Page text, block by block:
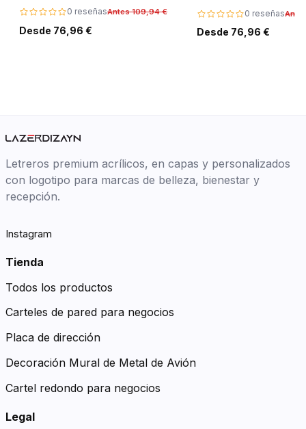
0 reseñasAntes 109,94 €
Desde 76,96 €
0 reseñas
Desde 76,96 €
Letreros premium acrílicos, en capas y personalizados
con logotipo para marcas de belleza, bienestar y
recepción.
Instagram
Tienda
Todos los productos
Carteles de pared para negocios
Placa de dirección
Decoración Mural de Metal de Avión
Cartel redondo para negocios
Legal